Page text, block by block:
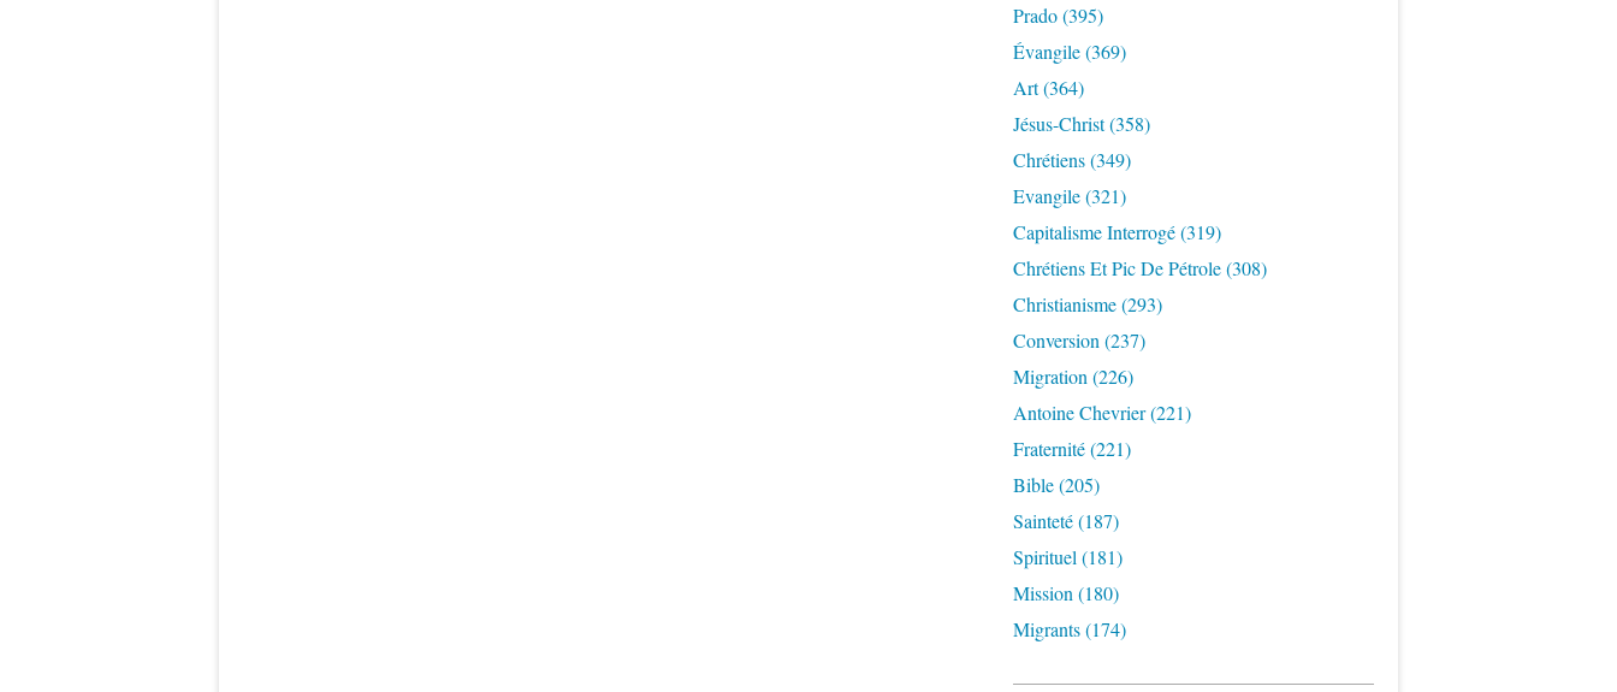
Prado(395)
Évangile(369)
Art(364)
Jésus-Christ(358)
Chrétiens(349)
Evangile(321)
Capitalisme Interrogé(319)
Chrétiens Et Pic De Pétrole(308)
Christianisme(293)
Conversion (237)
Migration (226)
Antoine Chevrier(221)
Fraternité(221)
Bible(205)
Sainteté(187)
Spirituel (181)
Mission (180)
Migrants(174)